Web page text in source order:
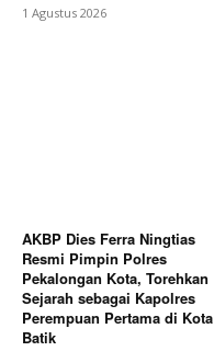
1 Agustus 2026
AKBP Dies Ferra Ningtias
Resmi Pimpin Polres
Pekalongan Kota, Torehkan
Sejarah sebagai Kapolres
Perempuan Pertama di Kota
Batik